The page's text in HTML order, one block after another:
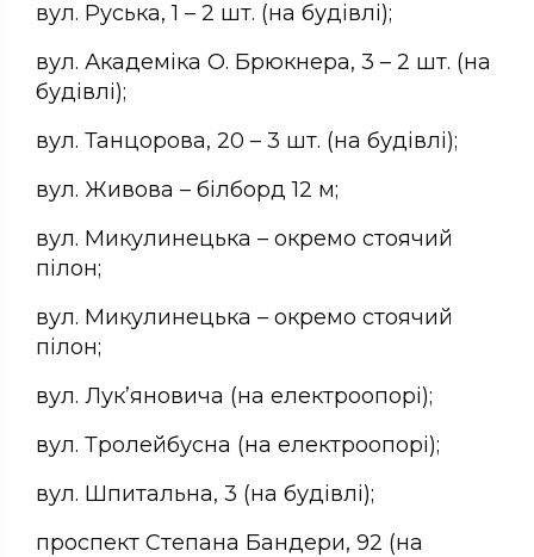
вул. Руська, 1 – 2 шт. (на будівлі);
вул. Академіка О. Брюкнера, 3 – 2 шт. (на
будівлі);
вул. Танцорова, 20 – 3 шт. (на будівлі);
вул. Живова – білборд 12 м;
вул. Микулинецька – окремо стоячий
пілон;
вул. Микулинецька – окремо стоячий
пілон;
вул. Лук’яновича (на електроопорі);
вул. Тролейбусна (на електроопорі);
вул. Шпитальна, 3 (на будівлі);
проспект Степана Бандери, 92 (на